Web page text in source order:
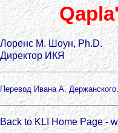
Лоренс М. Шоун, Ph.D.
Директор ИКЯ
Перевод Ивана А. Держанского.
Back to KLI Home Page -